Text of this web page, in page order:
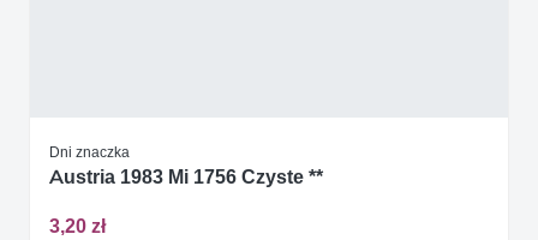
Dni znaczka
Austria 1983 Mi 1756 Czyste **
3,20 zł